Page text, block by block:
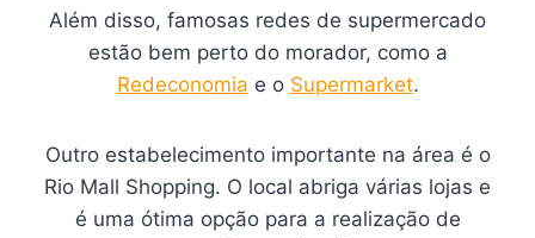
Além disso, famosas redes de supermercado
estão bem perto do morador, como a
Redeconomia e o Supermarket.
Outro estabelecimento importante na área é o
Rio Mall Shopping. O local abriga várias lojas e
é uma ótima opção para a realização de